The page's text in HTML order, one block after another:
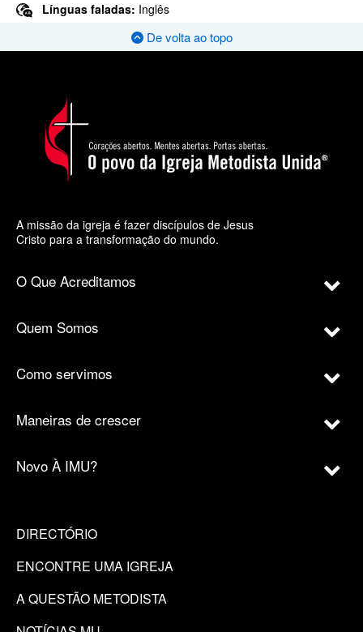
Línguas faladas: Inglês
De volta ao topo
A missão da igreja é fazer discípulos de Jesus
Cristo para a transformação do mundo.
O Que Acreditamos
Quem Somos
Como servimos
Maneiras de crescer
Novo À IMU?
DIRECTÓRIO
ENCONTRE UMA IGREJA
A QUESTÃO METODISTA